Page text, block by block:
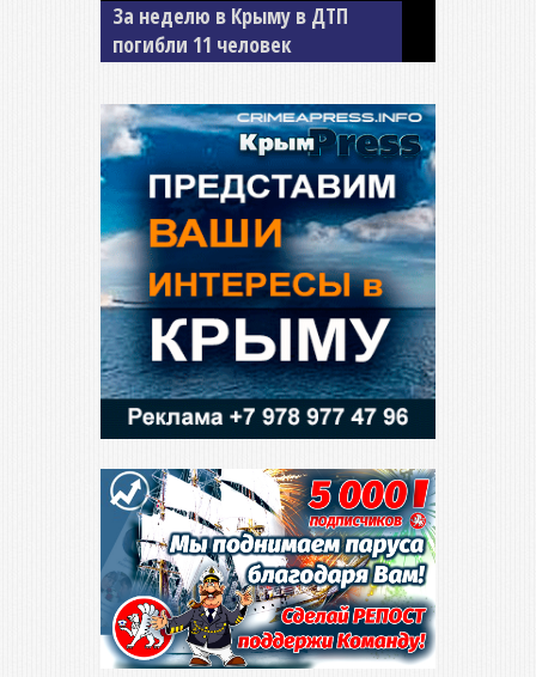
За неделю в Крыму в ДТП
погибли 11 человек